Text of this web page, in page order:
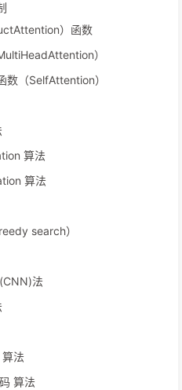
）函数
）
数（SelfAttention）
算法
算法
search）
法
法
算法